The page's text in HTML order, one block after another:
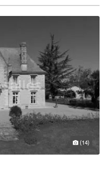
(14)